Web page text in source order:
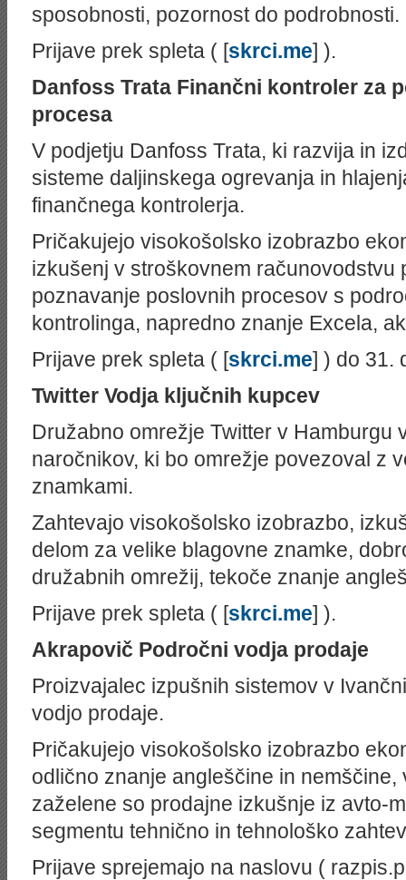
sposobnosti, pozornost do podrobnosti.
Prijave prek spleta ( [skrci.me] ).
Danfoss Trata Finančni kontroler za
procesa
V podjetju Danfoss Trata, ki razvija in
sisteme daljinskega ogrevanja in
finančnega kontrolerja.
Pričakujejo visokošolsko izobrazbo
izkušenj v stroškovnem računovodstvu
poznavanje poslovnih procesov s
kontrolinga, napredno znanje Excela,
Prijave prek spleta ( [skrci.me] ) do 31.
Twitter Vodja ključnih kupcev
Družabno omrežje Twitter v Hamburgu
naročnikov, ki bo omrežje povezoval z
znamkami.
Zahtevajo visokošolsko izobrazbo,
delom za velike blagovne znamke,
družabnih omrežij, tekoče znanje
Prijave prek spleta ( [skrci.me] ).
Akrapovič Področni vodja prodaje
Proizvajalec izpušnih sistemov v
vodjo prodaje.
Pričakujejo visokošolsko izobrazbo
odlično znanje angleščine in nemščine,
zaželene so prodajne izkušnje iz avto-
segmentu tehnično in tehnološko
Prijave sprejemajo na naslovu (